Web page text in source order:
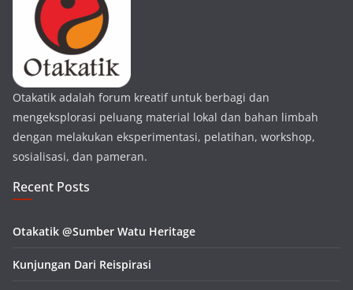
Otakatik adalah forum kreatif untuk berbagi dan
mengeksplorasi peluang material lokal dan bahan limbah
dengan melakukan eksperimentasi, pelatihan, workshop,
sosialisasi, dan pameran.
Recent Posts
Otakatik @Sumber Watu Heritage
Kunjungan Dari Reispirasi